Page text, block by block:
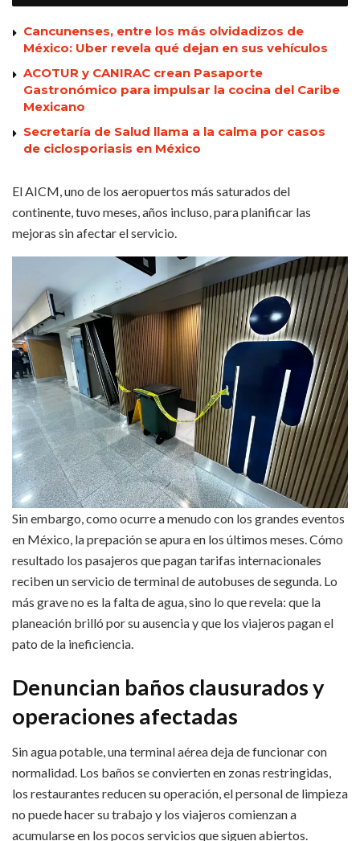
Cancunenses, entre los más olvidadizos de
México: Uber revela qué dejan en sus vehículos
ACOTUR y CANIRAC crean Pasaporte
Gastronómico para impulsar la cocina del Caribe
Mexicano
Secretaría de Salud llama a la calma por casos
de ciclosporiasis en México
El AICM, uno de los aeropuertos más saturados del
continente, tuvo meses, años incluso, para planificar las
mejoras sin afectar el servicio.
Sin embargo, como ocurre a menudo con los grandes eventos
en México, la prepación se apura en los últimos meses. Cómo
resultado los pasajeros que pagan tarifas internacionales
reciben un servicio de terminal de autobuses de segunda. Lo
más grave no es la falta de agua, sino lo que revela: que la
planeación brilló por su ausencia y que los viajeros pagan el
pato de la ineficiencia.
Denuncian baños clausurados y
operaciones afectadas
Sin agua potable, una terminal aérea deja de funcionar con
normalidad. Los baños se convierten en zonas restringidas,
los restaurantes reducen su operación, el personal de limpieza
no puede hacer su trabajo y los viajeros comienzan a
acumularse en los pocos servicios que siguen abiertos.